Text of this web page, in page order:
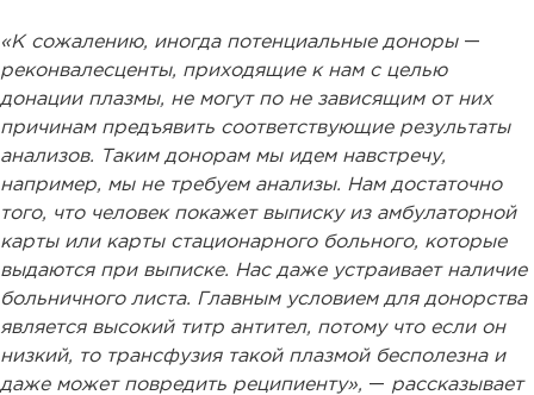
«К сожалению, иногда потенциальные доноры —
реконвалесценты, приходящие к нам с целью
донации плазмы, не могут по не зависящим от них
причинам предъявить соответствующие результаты
анализов. Таким донорам мы идем навстречу,
например, мы не требуем анализы. Нам достаточно
того, что человек покажет выписку из амбулаторной
карты или карты стационарного больного, которые
выдаются при выписке. Нас даже устраивает наличие
больничного листа. Главным условием для донорства
является высокий титр антител, потому что если он
низкий, то трансфузия такой плазмой бесполезна и
даже может повредить реципиенту», — рассказывает